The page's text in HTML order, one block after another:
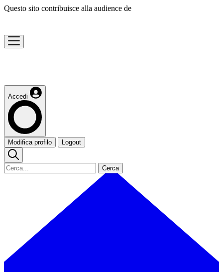
Questo sito contribuisce alla audience de
Accedi
Modifica profilo Logout
Cerca